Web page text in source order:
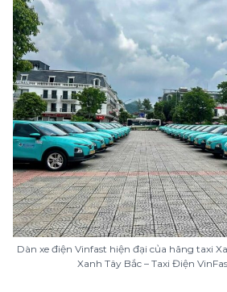
Dàn xe điện Vinfast hiện đại của hãng taxi
Xanh Tây Bắc – Taxi Điện